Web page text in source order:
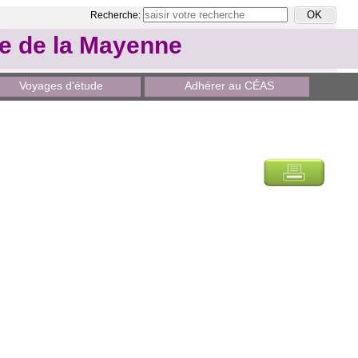
Recherche:
de la Mayenne
Voyages d'étude Adhérer au CÉAS